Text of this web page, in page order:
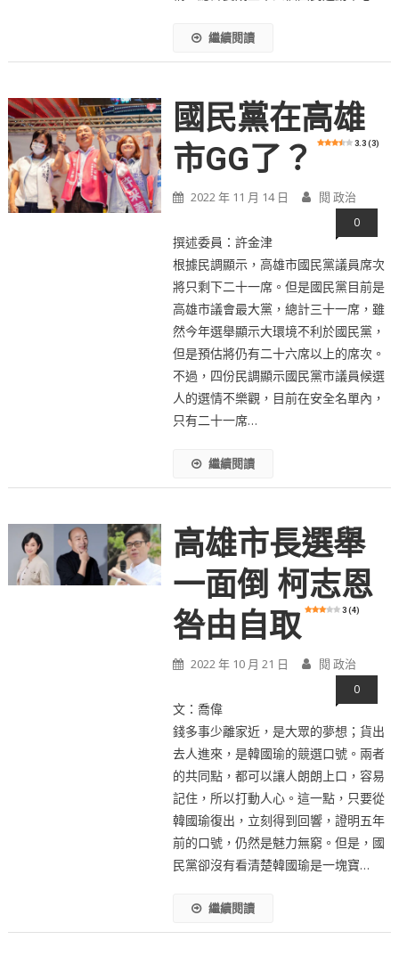
繼續閱讀
國民黨在高雄
市GG了？
3.3 (3)
2022 年 11 月 14 日 閱 政治
0
撰述委員：許金津
根據民調顯示，高雄市國民黨議員席次
將只剩下二十一席。但是國民黨目前是
高雄市議會最大黨，總計三十一席，雖
然今年選舉顯示大環境不利於國民黨，
但是預估將仍有二十六席以上的席次。
不過，四份民調顯示國民黨市議員候選
人的選情不樂觀，目前在安全名單內，
只有二十一席…
繼續閱讀
高雄市長選舉
一面倒 柯志恩
咎由自取
3 (4)
2022 年 10 月 21 日 閱 政治
0
文：喬偉
錢多事少離家近，是大眾的夢想；貨出
去人進來，是韓國瑜的競選口號。兩者
的共同點，都可以讓人朗朗上口，容易
記住，所以打動人心。這一點，只要從
韓國瑜復出，立刻得到回響，證明五年
前的口號，仍然是魅力無窮。但是，國
民黨卻沒有看清楚韓國瑜是一塊寶…
繼續閱讀